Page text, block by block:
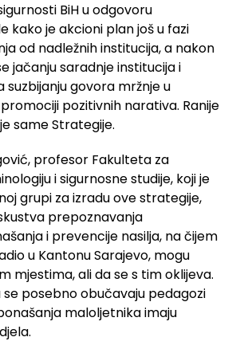
BiH u odgovoru
kako je akcioni plan još u fazi
od nadležnih institucija, a nakon
jačanju saradnje institucija i
suzbijanju govora mržnje u
pozitivnih narativa. Ranije
same Strategije.
profesor Fakulteta za
i sigurnosne studije, koji je
grupi za izradu ove strategije,
prepoznavanja
i prevencije nasilja, na čijem
u Kantonu Sarajevo, mogu
mjestima, ali da se s tim oklijeva.
se posebno obučavaju pedagozi
maloljetnika imaju